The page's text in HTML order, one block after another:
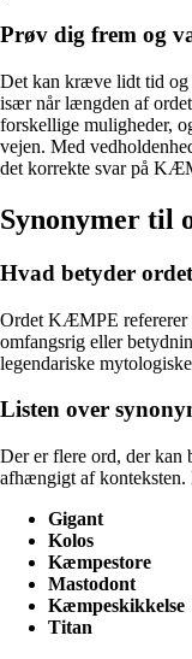
Prøv dig frem og
Det kan kræve lidt tid og
især når længden af
forskellige muligheder,
vejen. Med
det korrekte svar på
Synonymer
Hvad betyder
Ordet KÆMPE refererer
omfangsrig eller
legendariske
Listen over
Der er flere ord, der
afhængigt af konteksten.
Gigant
Kolos
Kæmpestore
Mastodont
Kæmpeskikkelse
Titan